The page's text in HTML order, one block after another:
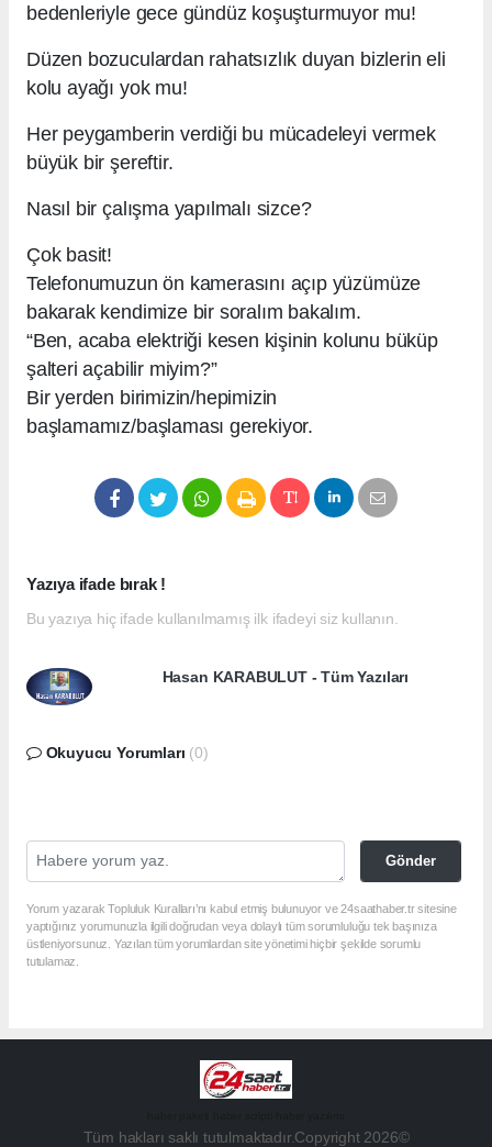
bedenleriyle gece gündüz koşuşturmuyor mu!
Düzen bozuculardan rahatsızlık duyan bizlerin eli
kolu ayağı yok mu!
Her peygamberin verdiği bu mücadeleyi vermek
büyük bir şereftir.
Nasıl bir çalışma yapılmalı sizce?
Çok basit!
Telefonumuzun ön kamerasını açıp yüzümüze
bakarak kendimize bir soralım bakalım.
“Ben, acaba elektriği kesen kişinin kolunu büküp
şalteri açabilir miyim?”
Bir yerden birimizin/hepimizin
başlamamız/başlaması gerekiyor.
Yazıya ifade bırak !
Bu yazıya hiç ifade kullanılmamış ilk ifadeyi siz kullanın.
Hasan KARABULUT - Tüm Yazıları
Okuyucu Yorumları (0)
Gönder
Yorum yazarak Topluluk Kuralları’nı kabul etmiş bulunuyor ve 24saathaber.tr sitesine
yaptığınız yorumunuzla ilgili doğrudan veya dolaylı tüm sorumluluğu tek başınıza
üstleniyorsunuz. Yazılan tüm yorumlardan site yönetimi hiçbir şekilde sorumlu
tutulamaz.
Tüm hakları saklı tutulmaktadır.Copyright 2026©